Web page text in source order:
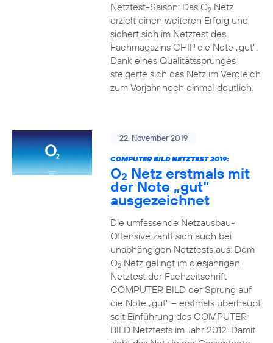
Netztest-Saison: Das O2Netz
erzielt einen weiteren Erfolg und
sichert sich im Netztest des
Fachmagazins CHIP die Note „gut“.
Dank eines Qualitätssprunges
steigerte sich das Netz im Vergleich
zum Vorjahr noch einmal deutlich.
22. November 2019
COMPUTER BILD NETZTEST 2019:
O2 Netz erstmals mit
der Note „gut“
ausgezeichnet
Die umfassende Netzausbau-
Offensive zahlt sich auch bei
unabhängigen Netztests aus: Dem
O2Netz gelingt im diesjährigen
Netztest der Fachzeitschrift
COMPUTER BILD der Sprung auf
die Note „gut“ – erstmals überhaupt
seit Einführung des COMPUTER
BILD Netztests im Jahr 2012. Damit